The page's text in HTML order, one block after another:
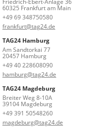
60325 Frankfurt am Main
+49 69 348750580
frankfurt@tag24.de
TAG24 Hamburg
Am Sandtorkai 77
20457 Hamburg
+49 40 228608090
hamburg@tag24.de
TAG24 Magdeburg
Breiter Weg 8-10A
39104 Magdeburg
+49 391 50548260
magdeburg@tag24.de